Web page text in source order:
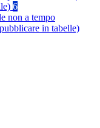
6
non a tempo
in tabelle)